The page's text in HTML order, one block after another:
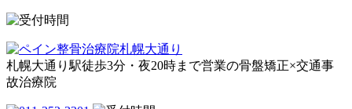
札幌大通り駅徒歩3分・夜20時まで営業の骨盤矯正×交通事
故治療院